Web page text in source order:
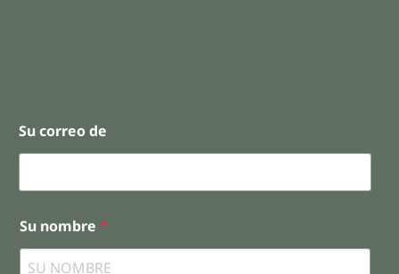
Su correo de
Su nombre *